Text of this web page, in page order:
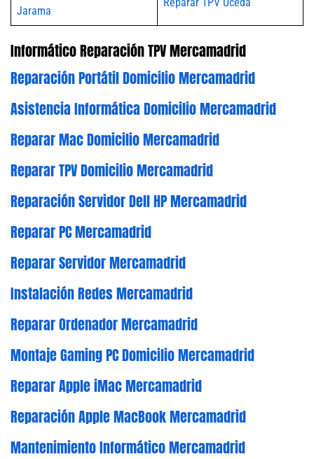
Jarama
Informático Reparación TPV Mercamadrid
Reparación Portátil Domicilio Mercamadrid
Asistencia Informática Domicilio Mercamadrid
Reparar Mac Domicilio Mercamadrid
Reparar TPV Domicilio Mercamadrid
Reparación Servidor Dell HP Mercamadrid
Reparar PC Mercamadrid
Reparar Servidor Mercamadrid
Instalación Redes Mercamadrid
Reparar Ordenador Mercamadrid
Montaje Gaming PC Domicilio Mercamadrid
Reparar Apple iMac Mercamadrid
Reparación Apple MacBook Mercamadrid
Mantenimiento Informático Mercamadrid